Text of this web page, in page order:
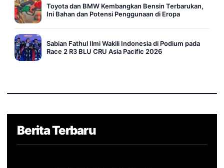
Toyota dan BMW Kembangkan Bensin Terbarukan,
Ini Bahan dan Potensi Penggunaan di Eropa
Sabian Fathul Ilmi Wakili Indonesia di Podium pada
Race 2 R3 BLU CRU Asia Pacific 2026
Berita Terbaru